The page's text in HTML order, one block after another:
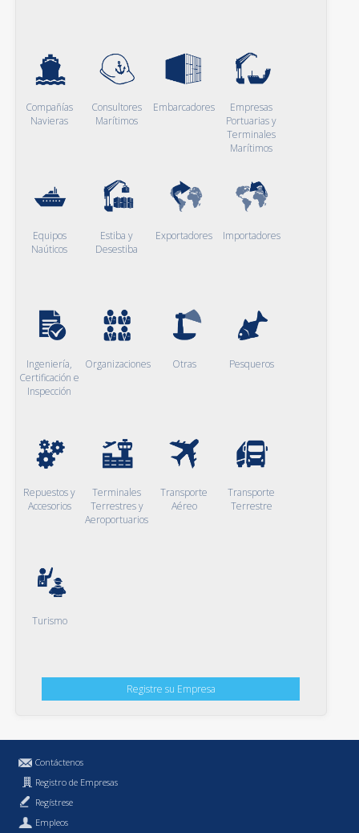
Compañías
Navieras
Consultores
Marítimos
Embarcadores
Empresas
Portuarias y
Terminales
Marítimos
Equipos
Naúticos
Estiba y
Desestiba
Exportadores Importadores
Ingeniería,
Certificación e
Inspección
Organizaciones Otras Pesqueros
Repuestos y
Accesorios
Terminales
Terrestres y
Aeroportuarios
Transporte
Aéreo
Transporte
Terrestre
Turismo
Registre su Empresa
Contáctenos
Registro de Empresas
Regístrese
Empleos